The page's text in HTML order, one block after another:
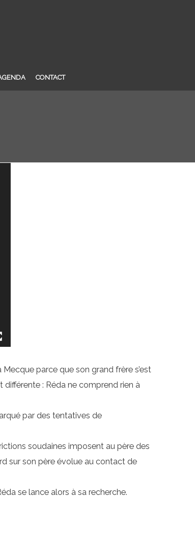
CONTACT
parce que son grand frère s’est
: Réda ne comprend rien à
par des tentatives de
soudaines imposent au père des
sur son père évolue au contact de
se lance alors à sa recherche.